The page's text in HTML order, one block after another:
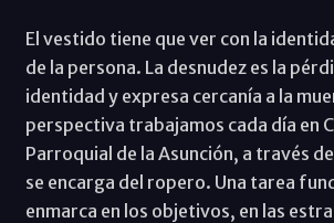
El vestido tiene que ver con la
de la persona. La desnudez es la
identidad y expresa cercanía a la
perspectiva trabajamos cada día en
Parroquial de la Asunción, a través
se encarga del ropero. Una tarea
enmarca en los objetivos, en las